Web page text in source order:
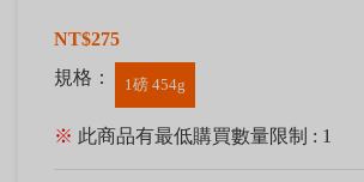
NT$275
規格：
1磅 454g
※ 此商品有最低購買數量限制 : 1